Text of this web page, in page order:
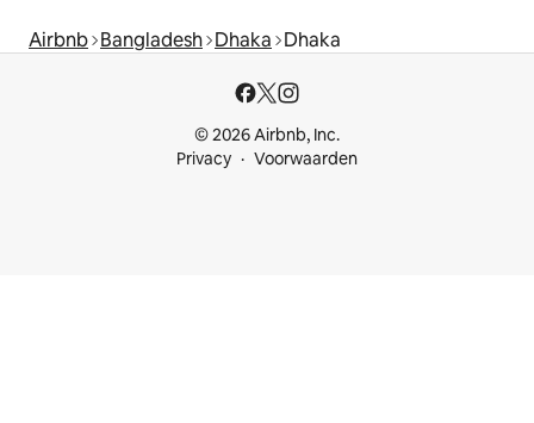
Airbnb Bangladesh Dhaka Dhaka
© 2026 Airbnb, Inc.
Privacy
Voorwaarden